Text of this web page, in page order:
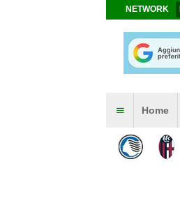
NETWORK
Home